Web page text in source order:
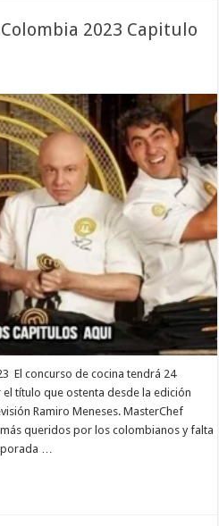
2023 Capitulo
El concurso de cocina tendrá 24
título que ostenta desde la edición
Ramiro Meneses. MasterChef
queridos por los colombianos y falta
…